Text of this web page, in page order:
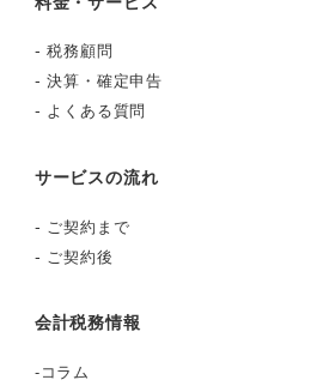
-税務顧問
-決算・確定申告
- よくある質問
サービスの流れ
- ご契約まで
- ご契約後
会計税務情報
-コラム